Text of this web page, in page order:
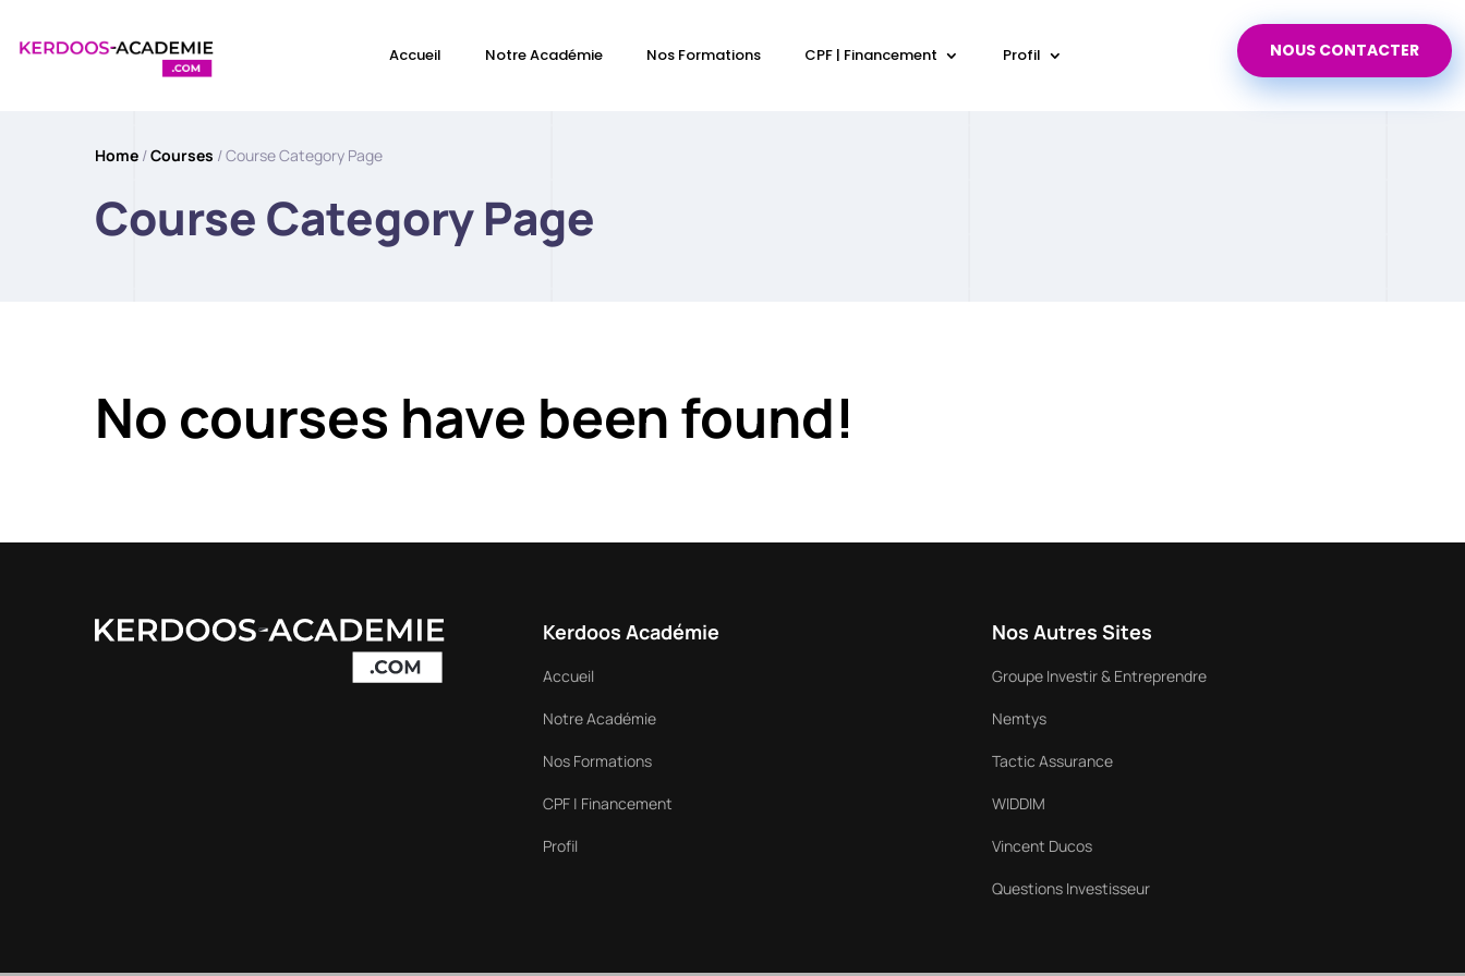
Accueil Notre Académie Nos Formations CPF | Financement Profil NOUS CONTACTER
Home /Courses / Course Category Page
Course Category Page
No courses have been found!
Kerdoos Académie
Accueil
Notre Académie
Nos Formations
CPF | Financement
Profil
Nos Autres Sites
Groupe Investir & Entreprendre
Nemtys
Tactic Assurance
WIDDIM
Vincent Ducos
Questions Investisseur